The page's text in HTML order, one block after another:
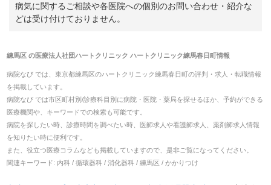
病気に関するご相談や各医院への個別のお問い合わせ・紹介な
どは受け付けておりません。
練馬区の医療法人社団ハートクリニック ハートクリニック練馬春日町情報
病院なび では、 東京都練馬区のハートクリニック練馬春日町 の評判・求人・転職情報
を掲載しています。
病院なび では市区町村別/診療科目別に病院・医院・薬局を探せるほか、予約ができる
医療機関や、キーワードでの検索も可能です。
病院を探したい時、診療時間を調べたい時、医師求人や看護師求人、薬剤師求人情報
を知りたい時に便利です。
また、役立つ医療コラムなども掲載していますので、是非ご覧になってください。
関連キーワード: 内科 / 循環器科 / 消化器科 / 練馬区 / かかりつけ